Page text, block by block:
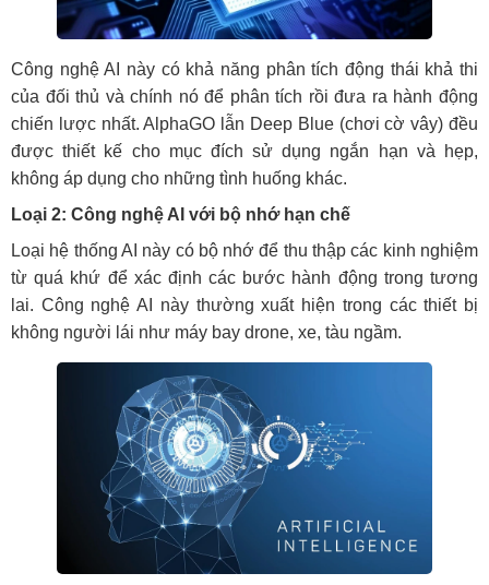
Công nghệ AI này có khả năng phân tích động thái khả thi
của đối thủ và chính nó để phân tích rồi đưa ra hành động
chiến lược nhất. AlphaGO lẫn Deep Blue (chơi cờ vây) đều
được thiết kế cho mục đích sử dụng ngắn hạn và hẹp,
không áp dụng cho những tình huống khác.
Loại 2: Công nghệ AI với bộ nhớ hạn chế
Loại hệ thống AI này có bộ nhớ để thu thập các kinh nghiệm
từ quá khứ để xác định các bước hành động trong tương
lai. Công nghệ AI này thường xuất hiện trong các thiết bị
không người lái như máy bay drone, xe, tàu ngầm.